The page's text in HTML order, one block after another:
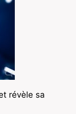
révèle sa